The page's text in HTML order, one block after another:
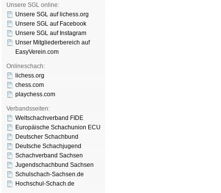
Unsere SGL online:
Unsere SGL auf li­chess.org
Unsere SGL auf Face­book
Unsere SGL auf Insta­gram
Unser Mitgliederbereich auf
EasyVerein.com
Onlineschach:
lichess.org
chess.com
playchess.com
Verbandsseiten:
Weltschachverband FIDE
Europäische Schachunion ECU
Deutscher Schachbund
Deutsche Schachjugend
Schachverband Sachsen
Jugendschachbund Sachsen
Schulschach-Sachsen.de
Hochschul-Schach.de